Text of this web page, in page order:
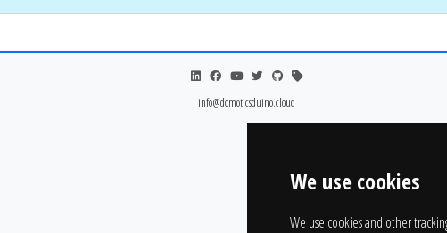
We use cookies
We use cookies and other
info@domoticsduino.cloud